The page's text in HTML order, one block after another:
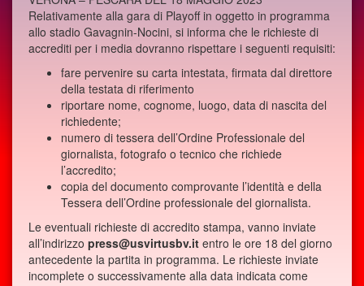
Relativamente alla gara di Playoff in oggetto in programma
allo stadio Gavagnin-Nocini, si informa che le richieste di
accrediti per i media dovranno rispettare i seguenti requisiti:
fare pervenire su carta intestata, firmata dal direttore
della testata di riferimento
riportare nome, cognome, luogo, data di nascita del
richiedente;
numero di tessera dell’Ordine Professionale del
giornalista, fotografo o tecnico che richiede
l’accredito;
copia del documento comprovante l’identità e della
Tessera dell’Ordine professionale del giornalista.
Le eventuali richieste di accredito stampa, vanno inviate
all’indirizzo press@usvirtusbv.it entro le ore 18 del giorno
antecedente la partita in programma. Le richieste inviate
incomplete o successivamente alla data indicata come